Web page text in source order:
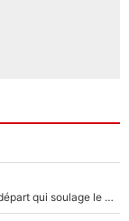
Climat toxique et affaire de harcèlement à l’OM : Le départ qui soulage le vestiaire de Bruno Genesio